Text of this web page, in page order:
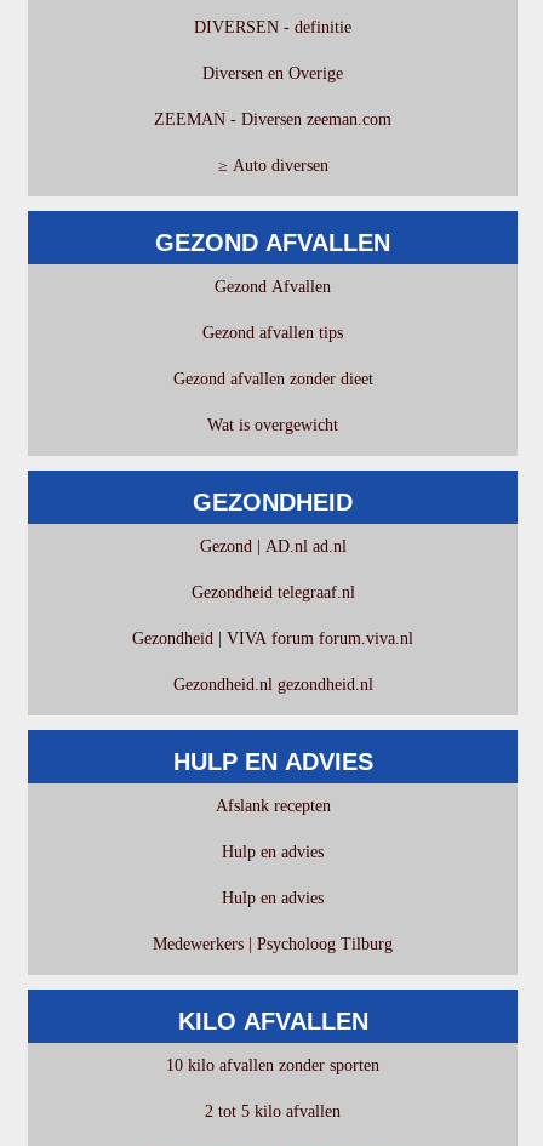
DIVERSEN - definitie
Diversen en Overige
ZEEMAN - Diversen zeeman.com
≥ Auto diversen
GEZOND AFVALLEN
Gezond Afvallen
Gezond afvallen tips
Gezond afvallen zonder dieet
Wat is overgewicht
GEZONDHEID
Gezond | AD.nl ad.nl
Gezondheid telegraaf.nl
Gezondheid | VIVA forum forum.viva.nl
Gezondheid.nl gezondheid.nl
HULP EN ADVIES
Afslank recepten
Hulp en advies
Hulp en advies
Medewerkers | Psycholoog Tilburg
KILO AFVALLEN
10 kilo afvallen zonder sporten
2 tot 5 kilo afvallen